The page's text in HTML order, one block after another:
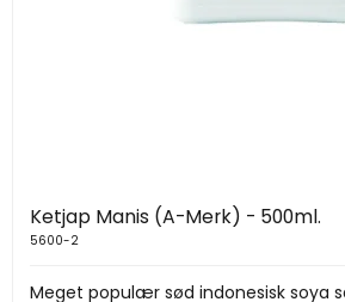
Ketjap Manis (A-Merk) - 500ml.
5600-2
Meget populær sød indonesisk soya